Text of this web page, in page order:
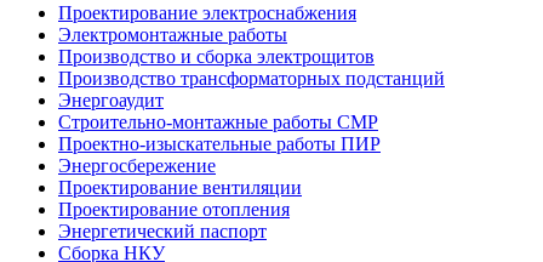
Проектирование электроснабжения
Электромонтажные работы
Производство и сборка электрощитов
Производство трансформаторных подстанций
Энергоаудит
Строительно-монтажные работы СМР
Проектно-изыскательные работы ПИР
Энергосбережение
Проектирование вентиляции
Проектирование отопления
Энергетический паспорт
Сборка НКУ